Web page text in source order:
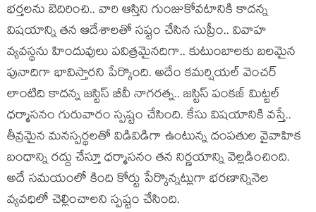
భర్తలను బెదిరించి.. వారి ఆస్తిని గుంజుకోవటానికి కాదన్న
విషయాన్ని తన ఆదేశాలతో సష్టం చేసిన సుప్రీం.. వివాహ
వ్యవస్థను హిందువులు పవిత్రమైనదిగా.. కుటుంబాలకు బలమైన
పునాదిగా భావిస్తారని పేర్కొంది. అదేం కమర్షియల్ వెంచర్
లాంటిది కాదన్న జస్టిస్ బీవీ నాగరత్న.. జస్టిస్ పంకజ్ మిట్టల్
ధర్మాసనం గురువారం స్పష్టం చేసింది. కేసు విషయానికి వస్తే..
తీవ్రమైన మనస్పర్థలతో విడివిడిగా ఉంటున్న దంపతుల వైవాహిక
బంధాన్ని రద్దు చేస్తూ ధర్మాసనం తన నిర్ణయాన్ని వెల్లడించింది.
అదే సమయంలో కింది కోర్టు పేర్కొన్నట్లుగా భరణాన్నినెల
వ్యవధిలో చెల్లించాలని స్పష్టం చేసింది.